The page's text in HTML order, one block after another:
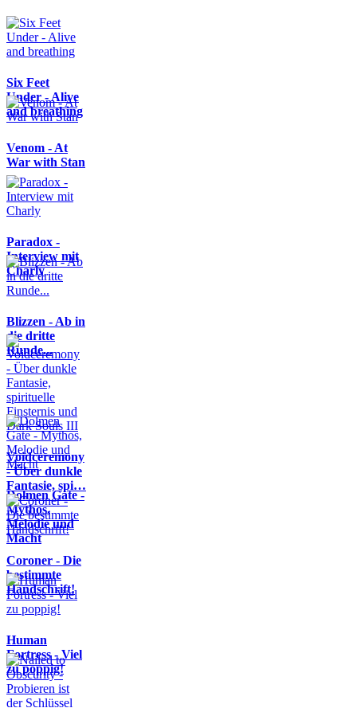
Six Feet
Under - Alive
and breathing
Venom - At
War with Stan
Paradox -
Interview mit
Charly
Blizzen - Ab in
die dritte
Runde...
Voidceremony
- Über dunkle
Fantasie, spi…
Dolmen Gate -
Mythos,
Melodie und
Macht
Coroner - Die
bestimmte
Handschrift!
Human
Fortress - Viel
zu poppig!